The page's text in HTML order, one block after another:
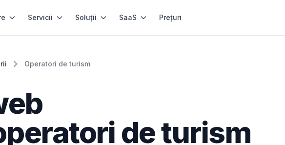
Servicii Soluții SaaS Prețuri
Operatori de turism
de turism